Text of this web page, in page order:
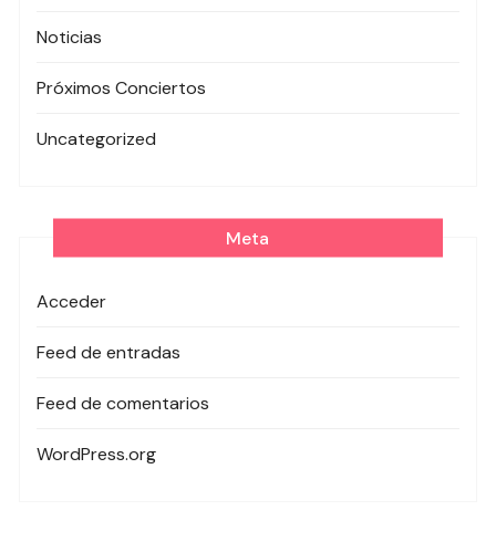
Noticias
Próximos Conciertos
Uncategorized
Meta
Acceder
Feed de entradas
Feed de comentarios
WordPress.org